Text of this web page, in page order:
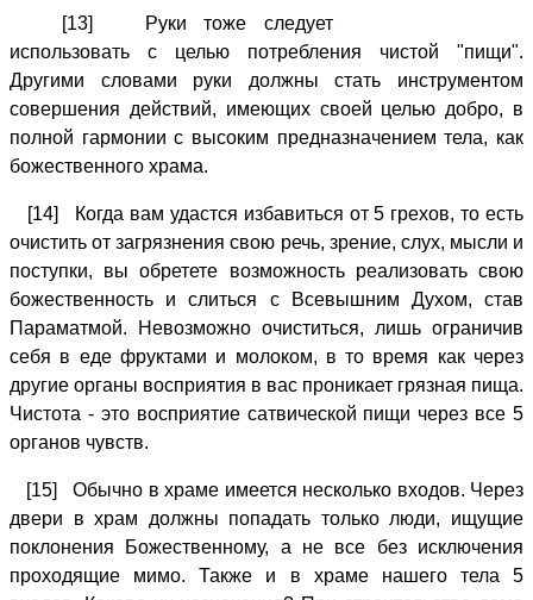
[13] Руки тоже следует
использовать с целью потребления чистой "пищи".
Другими словами руки должны стать инструментом
совершения действий, имеющих своей целью добро, в
полной гармонии с высоким предназначением тела, как
божественного храма.
[14] Когда вам удастся избавиться от 5 грехов, то есть
очистить от загрязнения свою речь, зрение, слух, мысли и
поступки, вы обретете возможность реализовать свою
божественность и слиться с Всевышним Духом, став
Параматмой. Невозможно очиститься, лишь ограничив
себя в еде фруктами и молоком, в то время как через
другие органы восприятия в вас проникает грязная пища.
Чистота - это восприятие сатвической пищи через все 5
органов чувств.
[15] Обычно в храме имеется несколько входов. Через
двери в храм должны попадать только люди, ищущие
поклонения Божественному, а не все без исключения
проходящие мимо. Также и в храме нашего тела 5